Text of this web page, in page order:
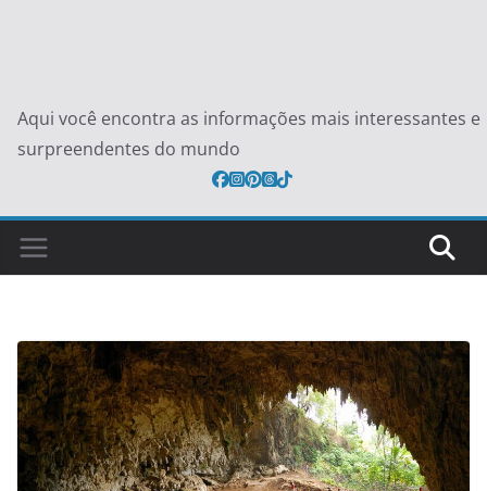
Aqui você encontra as informações mais interessantes e
surpreendentes do mundo